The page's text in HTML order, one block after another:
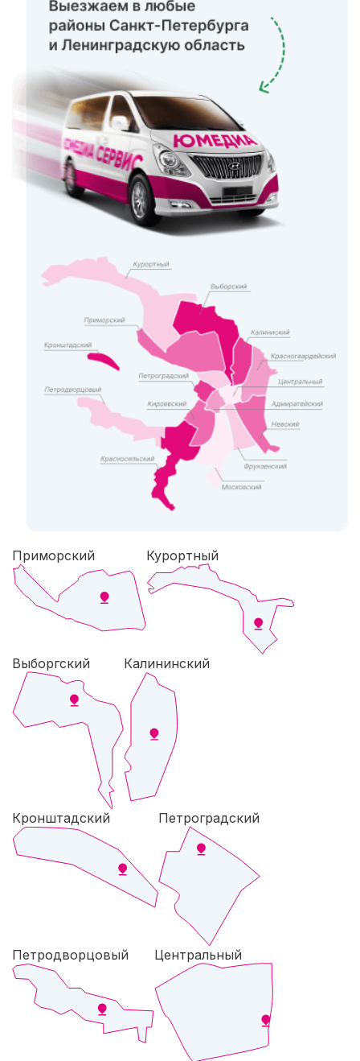
Приморский Курортный
Выборгский Калининский
Кронштадский Петроградский
Петродворцовый Центральный